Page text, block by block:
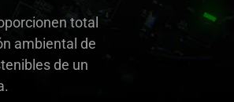
total
ambiental de
de un